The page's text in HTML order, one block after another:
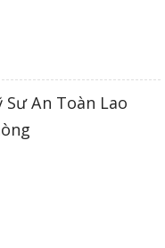
Sư An Toàn Lao